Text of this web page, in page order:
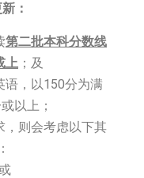
：
第二批本科分数线
上 ；及
语，以150分为满
以上；
，则会考虑以下其
：